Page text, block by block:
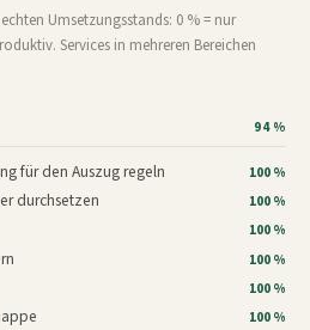
Umsetzungsstands: 0 % = nur
Services in mehreren Bereichen
94 %
für den Auszug regeln 100 %
durchsetzen 100 %
100 %
100 %
100 %
100 %